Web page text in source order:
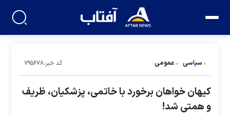
سیاسی عمومی کد خبر:۷۹۵۶۷۸
کیهان خواهان برخورد با خاتمی، پزشکیان، ظریف
و همتی شد!